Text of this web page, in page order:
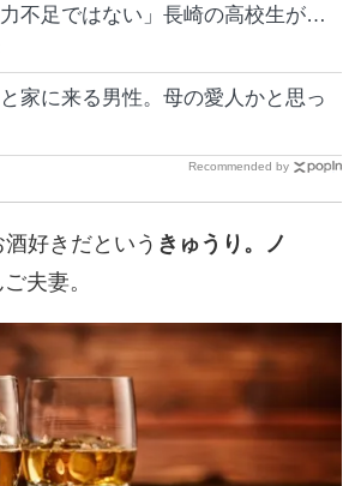
不足ではない」長崎の高校生が…
家に来る男性。母の愛人かと思っ
Recommended by
好きだという きゅうり。ノ
夫妻。